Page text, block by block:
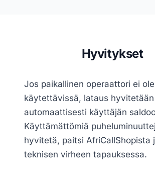
Hyvitykset
Jos paikallinen operaattori ei
käytettävissä, lataus hyvitetään
automaattisesti käyttäjän
Käyttämättömiä
hyvitetä, paitsi AfriCallShopista
teknisen virheen tapauksessa.